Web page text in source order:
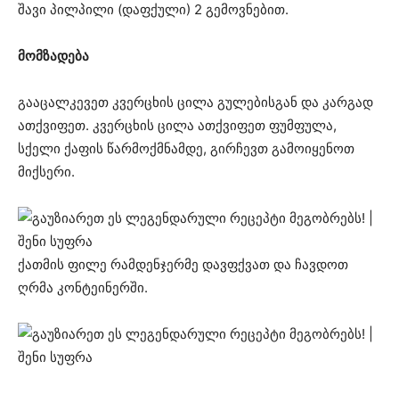
შავი პილპილი (დაფქული) 2 გემოვნებით.
მომზადება
გააცალკევეთ კვერცხის ცილა გულებისგან და კარგად
ათქვიფეთ. კვერცხის ცილა ათქვიფეთ ფუმფულა,
სქელი ქაფის წარმოქმნამდე, გირჩევთ გამოიყენოთ
მიქსერი.
ქათმის ფილე რამდენჯერმე დავფქვათ და ჩავდოთ
ღრმა კონტეინერში.